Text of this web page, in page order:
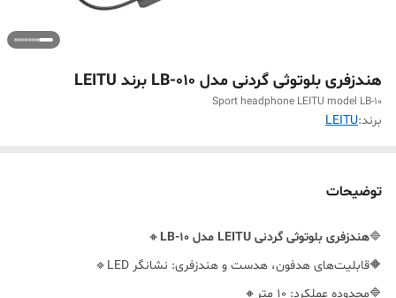
هندزفری بلوتوثی گردنی مدل LB-010 برند LEITU
Sport headphone LEITU model LB-10
برند:LEITU
توضیحات
🔷️هندزفری بلوتوثی گردنی LEITU مدل LB-10
🔸️
🔶️قابلیت‌های هدفون، هدست و هندزفری: نشانگر LED🔹️
🔷️محدوده عملکرد: 10 متر🔸️